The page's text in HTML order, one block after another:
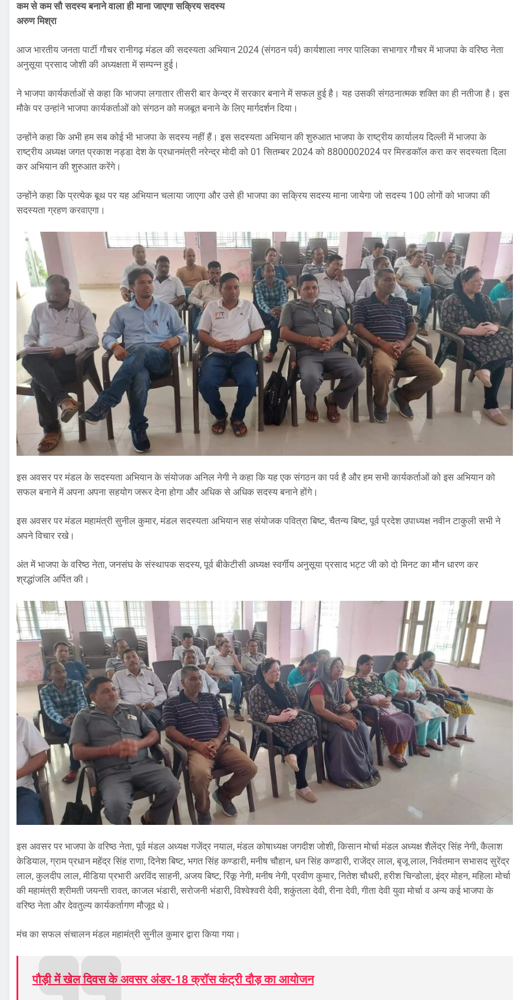
कम से कम सौ सदस्य बनाने वाला ही माना जाएगा सक्रिय सदस्य
अरुण मिश्रा
आज भारतीय जनता पार्टी गौचर रानीगढ़ मंडल की सदस्यता अभियान 2024 (संगठन पर्व) कार्यशाला नगर पालिका सभागार गौचर में भाजपा के वरिष्ठ नेता
अनुसूया प्रसाद जोशी की अध्यक्षता में सम्पन्न हुई।
ने भाजपा कार्यकर्ताओं से कहा कि भाजपा लगातार तीसरी बार केन्द्र में सरकार बनाने में सफल हुई है। यह उसकी संगठनात्मक शक्ति का ही नतीजा है। इस
मौके पर उन्हांने भाजपा कार्यकर्ताओं को संगठन को मजबूत बनाने के लिए मार्गदर्शन दिया।
उन्होंने कहा कि अभी हम सब कोई भी भाजपा के सदस्य नहीं हैं। इस सदस्यता अभियान की शुरुआत भाजपा के राष्ट्रीय कार्यालय दिल्ली में भाजपा के
राष्ट्रीय अध्यक्ष जगत प्रकाश नड्डा देश के प्रधानमंत्री नरेन्द्र मोदी को 01 सितम्बर 2024 को 8800002024 पर मिस्डकॉल करा कर सदस्यता दिला
कर अभियान की शुरुआत करेंगे।
उन्होंने कहा कि प्रत्येक बूथ पर यह अभियान चलाया जाएगा और उसे ही भाजपा का सक्रिय सदस्य माना जायेगा जो सदस्य 100 लोगों को भाजपा की
सदस्यता ग्रहण करवाएगा।
इस अवसर पर मंडल के सदस्यता अभियान के संयोजक अनिल नेगी ने कहा कि यह एक संगठन का पर्व है और हम सभी कार्यकर्ताओं को इस अभियान को
सफल बनाने में अपना अपना सहयोग जरूर देना होगा और अधिक से अधिक सदस्य बनाने होंगे।
इस अवसर पर मंडल महामंत्री सुनील कुमार, मंडल सदस्यता अभियान सह संयोजक पवित्रा बिष्ट, चैतन्य बिष्ट, पूर्व प्रदेश उपाध्यक्ष नवीन टाकुली सभी ने
अपने विचार रखे।
अंत में भाजपा के वरिष्ठ नेता, जनसंघ के संस्थापक सदस्य, पूर्व बीकेटीसी अध्यक्ष स्वर्गीय अनुसूया प्रसाद भट्ट जी को दो मिनट का मौन धारण कर
श्रद्धांजलि अर्पित की।
इस अवसर पर भाजपा के वरिष्ठ नेता, पूर्व मंडल अध्यक्ष गजेंद्र नयाल, मंडल कोषाध्यक्ष जगदीश जोशी, किसान मोर्चा मंडल अध्यक्ष शैलेंद्र सिंह नेगी, कैलाश
केडियाल, ग्राम प्रधान महेंद्र सिंह राणा, दिनेश बिष्ट, भगत सिंह कण्डारी, मनीष चौहान, धन सिंह कण्डारी, राजेंद्र लाल, बृजू लाल, निर्वतमान सभासद सुरेंद्र
लाल, कुलदीप लाल, मीडिया प्रभारी अरविंद साहनी, अजय बिष्ट, रिंकू नेगी, मनीष नेगी, प्रवीण कुमार, नितेश चौधरी, हरीश चिन्डोला, इंद्र मोहन, महिला मोर्चा
की महामंत्री श्रीमती जयन्ती रावत, काजल भंडारी, सरोजनी भंडारी, विश्वेश्वरी देवी, शकुंतला देवी, रीना देवी, गीता देवी युवा मोर्चा व अन्य कई भाजपा के
वरिष्ठ नेता और देवतुल्य कार्यकर्तागण मौजूद थे।
मंच का सफल संचालन मंडल महामंत्री सुनील कुमार द्वारा किया गया।
पौड़ी में खेल दिवस के अवसर अंडर-18 क्रॉस कंट्री दौड़ का आयोजन